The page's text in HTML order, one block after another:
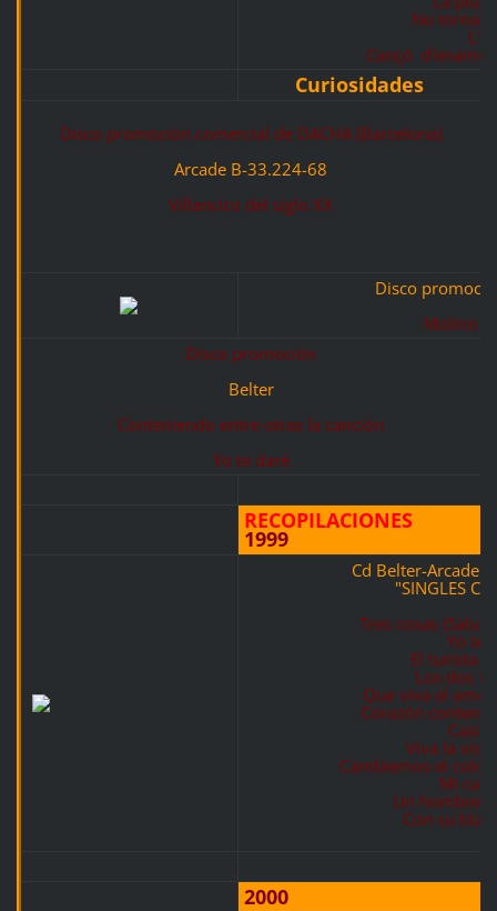
No
Cançó
Curiosidades
Disco promoción comercial de DACHA (Barcelona)
Arcade B-33.224-68
Villancico del siglo XX
Disco
Molino
Disco promoción
Belter
Conteniendo entre otras la canción
Yo te daré
RECOPILACIONES
1999
Cd Belter-Arcade
"SINGLES
Tres cosas
Yo te
El turista
Los dos
Que viva el amor
Corazón
Casi
Viva la vida
Cambiemos el
Mi
Un hombre
Con su
2000